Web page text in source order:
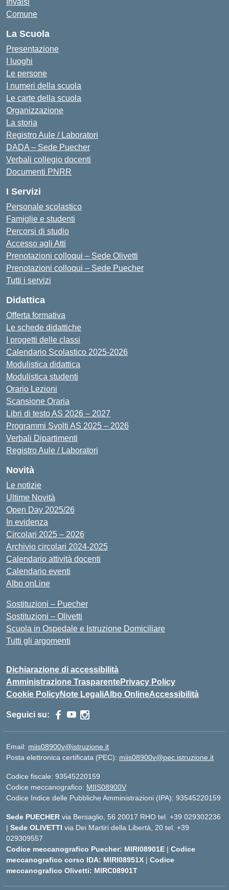
Invalsi
Comune
La Scuola
Presentazione
I luoghi
Le persone
I numeri della scuola
Le carte della scuola
Organizzazione
La storia
Registro Aule / Laboratori
DADA – Sede Puecher
Verbali collegio docenti
Documenti PNRR
I Servizi
Personale scolastico
Famiglie e studenti
Percorsi di studio
Accesso agli Atti
Prenotazioni colloqui – Sede Olivetti
Prenotazioni colloqui – Sede Puecher
Tutti i servizi
Didattica
Offerta formativa
Le schede didattiche
I progetti delle classi
Calendario Scolastico 2025-2026
Modulistica didattica
Modulistica studenti
Orario Lezioni
Scansione Oraria
Libri di testo AS 2026 – 2027
Programmi Svolti AS 2025 – 2026
Verbali Dipartimenti
Registro Aule / Laboratori
Novità
Le notizie
Ultime Novità
Open Day 2025/26
In evidenza
Circolari 2025 – 2026
Archivio circolari 2024-2025
Calendario attività docenti
Calendario eventi
Albo onLine
Sostituzioni – Puecher
Sostituzioni – Olivetti
Scuola in Ospedale e Istruzione Domiciliare
Tutti gli argomenti
Dichiarazione di accessibilità
Amministrazione TrasparentePrivacy Policy
Cookie PolicyNote LegaliAlbo OnlineAccessibilità
Seguici su:
Email: miis08900v@istruzione.it
Posta elettronica certificata (PEC): miis08900v@pec.istruzione.it
Codice fiscale: 93545220159
Codice meccanografico: MIIS08900V
Codice Indice delle Pubbliche Amministrazioni (IPA): 93545220159
Sede PUECHER via Bersaglio, 56 20017 RHO tel. +39 029302236
| Sede OLIVETTI via Dei Martiri della Libertà, 20 tel. +39
029309557
Codice meccanografico Puecher: MIRI08901E | Codice
meccanografico corso IDA: MIRI08951X | Codice
meccanografico Olivetti: MIRC08901T